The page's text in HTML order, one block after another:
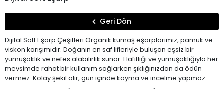
Geri Dön
Dijital Soft Eşarp Çeşitleri Organik kumaş eşarplarımız, pamuk ve
viskon karışımıdır. Doğanın en saf lifleriyle buluşan eşsiz bir
yumuşaklık ve nefes alabilirlik sunar. Hafifliği ve yumuşaklığıyla her
mevsimde rahat bir kullanım sağlarken şıklığınızdan da ödün
vermez. Kolay şekil alır, gün içinde kayma ve incelme yapmaz.